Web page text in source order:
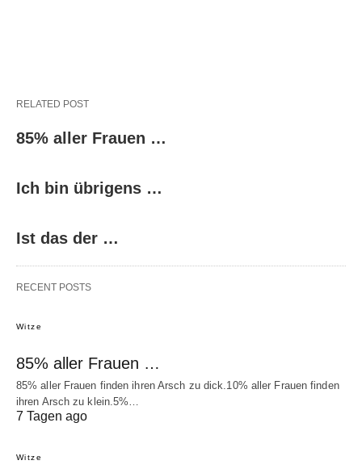
RELATED POST
85% aller Frauen …
Ich bin übrigens …
Ist das der …
RECENT POSTS
Witze
85% aller Frauen …
85% aller Frauen finden ihren Arsch zu dick.10% aller Frauen finden
ihren Arsch zu klein.5%…
7 Tagen ago
Witze